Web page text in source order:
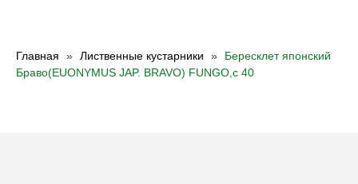
Главная Лиственные кустарники
Бересклет японский
Браво(EUONYMUS JAP. BRAVO) FUNGO,с 40